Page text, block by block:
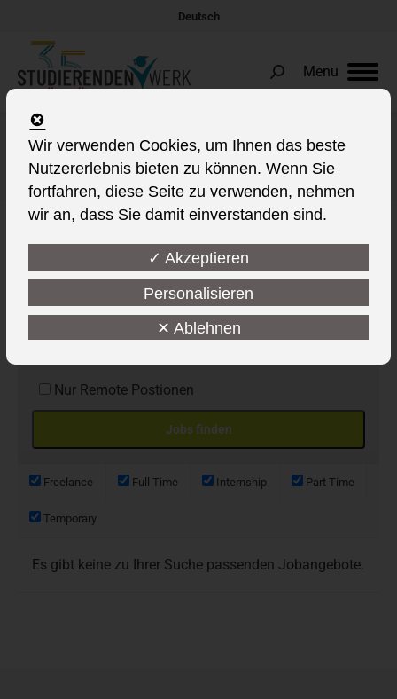
Deutsch
Menu
Search:
Jobs
Sie befinden sich hier:
Nur Remote Postionen
Freelance Full Time Internship Part Time
Temporary
Es gibt keine zu Ihrer Suche passenden Jobangebote.
Wir verwenden Cookies, um Ihnen das beste
Nutzererlebnis bieten zu können. Wenn Sie
fortfahren, diese Seite zu verwenden, nehmen
wir an, dass Sie damit einverstanden sind.
✓ Akzeptieren
Personalisieren
✕ Ablehnen